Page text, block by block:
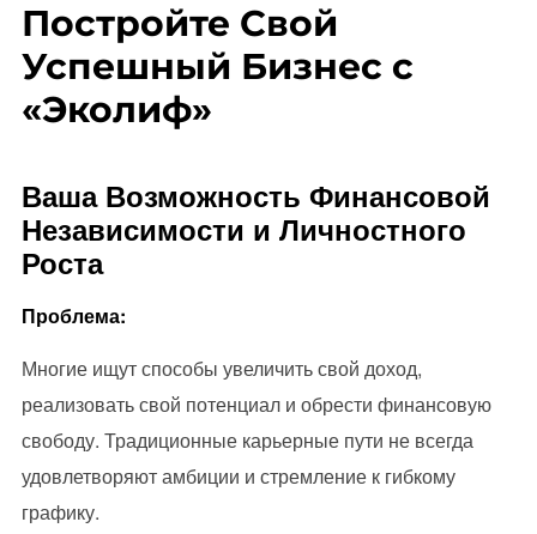
Постройте Свой
Успешный Бизнес с
«Эколиф»
Ваша Возможность Финансовой
Независимости и Личностного
Роста
Проблема:
Многие ищут способы увеличить свой доход,
реализовать свой потенциал и обрести финансовую
свободу. Традиционные карьерные пути не всегда
удовлетворяют амбиции и стремление к гибкому
графику.